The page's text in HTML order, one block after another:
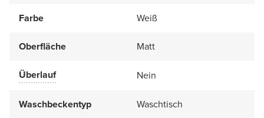
Farbe Weiß
Oberfläche Matt
Überlauf Nein
Waschbeckentyp Waschtisch